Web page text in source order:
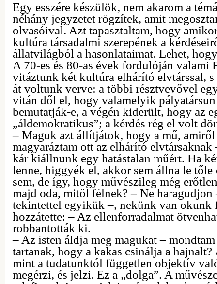
Egy esszére készülök, nem akarom a
néhány jegyzetet rögzítek, amit
olvasóival. Azt tapasztaltam, hogy
kultúra társadalmi szerepének a
állatvilágból a hasonlataimat. Lehet,
A 70-es és 80-as évek fordulóján valami
vitáztunk két kultúra elhárító elvtárssal,
át voltunk verve: a többi résztvevővel
vitán dől el, hogy valamelyik
bemutatják-e, a végén kiderült, hogy az
„áldemokratikus”; a kérdés rég el volt
– Maguk azt állítjátok, hogy a mű,
magyaráztam ott az elhárító
kár kiállnunk egy hatástalan műért. Ha
lenne, higgyék el, akkor sem állna le tőle
sem, de így, hogy művészileg még
majd oda, mitől félnek? – Ne
tekintettel egyikük –, nekünk van okunk
hozzátette: – Az ellenforradalmat
robbantották ki.
– Az isten áldja meg magukat –
tartanak, hogy a kakas csinálja a
mint a tudatunktól független objektív
megérzi, és jelzi. Ez a „dolga”. A